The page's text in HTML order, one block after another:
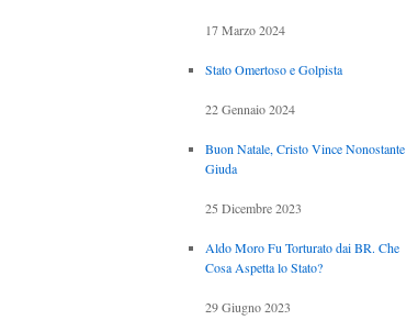
17 Marzo 2024
Stato Omertoso e Golpista
22 Gennaio 2024
Buon Natale, Cristo Vince Nonostante
Giuda
25 Dicembre 2023
Aldo Moro Fu Torturato dai BR. Che
Cosa Aspetta lo Stato?
29 Giugno 2023